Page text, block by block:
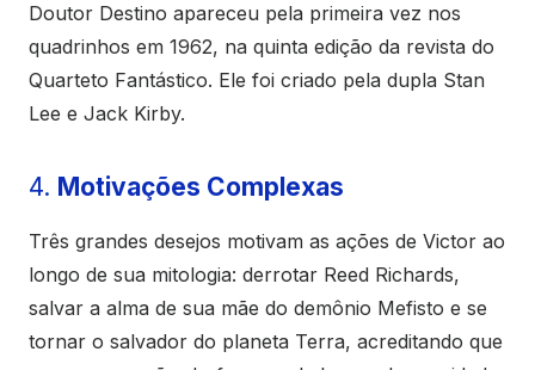
Doutor Destino apareceu pela primeira vez nos
quadrinhos em 1962, na quinta edição da revista do
Quarteto Fantástico. Ele foi criado pela dupla Stan
Lee e Jack Kirby.
4. Motivações Complexas
Três grandes desejos motivam as ações de Victor ao
longo de sua mitologia: derrotar Reed Richards,
salvar a alma de sua mãe do demônio Mefisto e se
tornar o salvador do planeta Terra, acreditando que